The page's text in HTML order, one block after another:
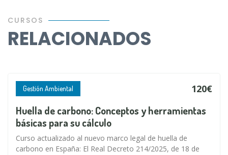
CURSOS
RELACIONADOS
Gestión Ambiental 120€
Huella de carbono: Conceptos y herramientas
básicas para su cálculo
Curso actualizado al nuevo marco legal de huella de
carbono en España: El Real Decreto 214/2025, de 18 de